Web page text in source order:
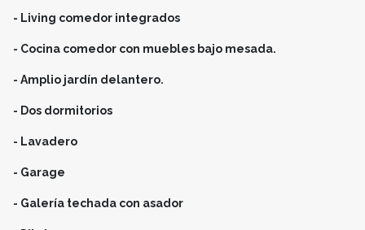
- Living comedor integrados
- Cocina comedor con muebles bajo mesada.
- Amplio jardín delantero.
- Dos dormitorios
- Lavadero
- Garage
- Galería techada con asador